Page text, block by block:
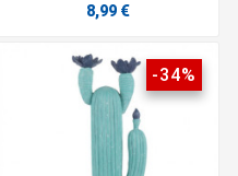
8,99 €
-34%